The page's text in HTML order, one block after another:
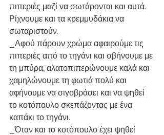
πιπεριές μαζί να σωτάρονται και αυτά.
Ρίχνουμε και τα κρεμμυδάκια να
σωταριστούν.
_Αφού πάρουν χρώμα αφαιρούμε τις
πιπεριές από το τηγάνι και σβήνουμε με
τη μπύρα, αλατοπιπερώνουμε καλά και
χαμηλώνουμε τη φωτιά πολύ και
αφήνουμε να σιγοβράσει και να ψηθεί
το κοτόπουλο σκεπάζοντας με ένα
καπάκι το τηγάνι.
_Όταν και το κοτόπουλο έχει ψηθεί